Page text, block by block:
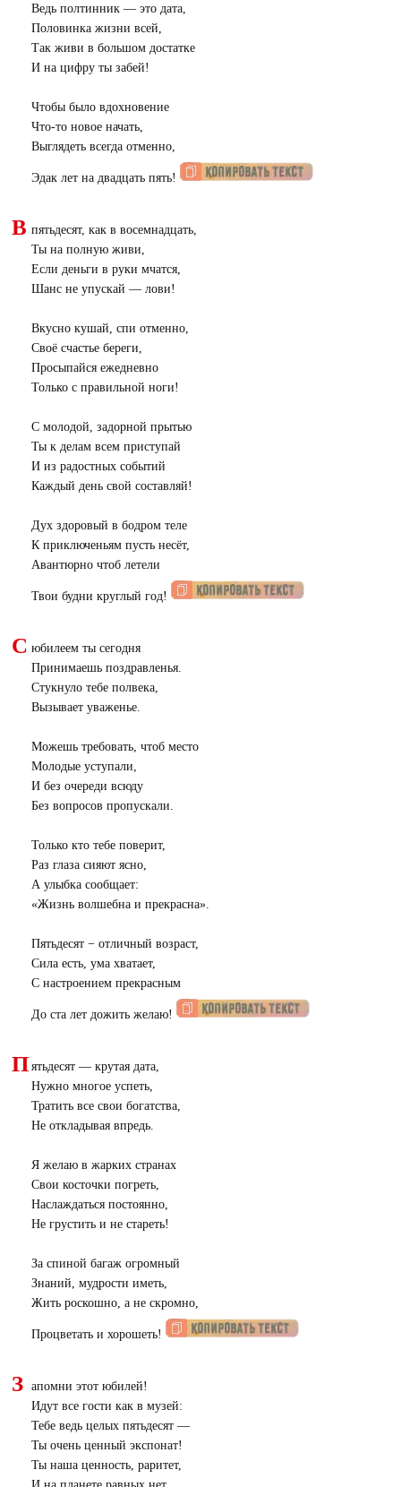
Ведь полтинник — это дата,
Половинка жизни всей,
Так живи в большом достатке
И на цифру ты забей!
Чтобы было вдохновение
Что-то новое начать,
Выглядеть всегда отменно,
Эдак лет на двадцать пять!
В пятьдесят, как в восемнадцать,
Ты на полную живи,
Если деньги в руки мчатся,
Шанс не упускай — лови!
Вкусно кушай, спи отменно,
Своё счастье береги,
Просыпайся ежедневно
Только с правильной ноги!
С молодой, задорной прытью
Ты к делам всем приступай
И из радостных событий
Каждый день свой составляй!
Дух здоровый в бодром теле
К приключеньям пусть несёт,
Авантюрно чтоб летели
Твои будни круглый год!
С юбилеем ты сегодня
Принимаешь поздравленья.
Стукнуло тебе полвека,
Вызывает уваженье.
Можешь требовать, чтоб место
Молодые уступали,
И без очереди всюду
Без вопросов пропускали.
Только кто тебе поверит,
Раз глаза сияют ясно,
А улыбка сообщает:
«Жизнь волшебна и прекрасна».
Пятьдесят − отличный возраст,
Сила есть, ума хватает,
С настроением прекрасным
До ста лет дожить желаю!
П ятьдесят — крутая дата,
Нужно многое успеть,
Тратить все свои богатства,
Не откладывая впредь.
Я желаю в жарких странах
Свои косточки погреть,
Наслаждаться постоянно,
Не грустить и не стареть!
За спиной багаж огромный
Знаний, мудрости иметь,
Жить роскошно, а не скромно,
Процветать и хорошеть!
З
апомни этот юбилей!
Идут все гости как в музей:
Тебе ведь целых пятьдесят —
Ты очень ценный экспонат!
Ты наша ценность, раритет,